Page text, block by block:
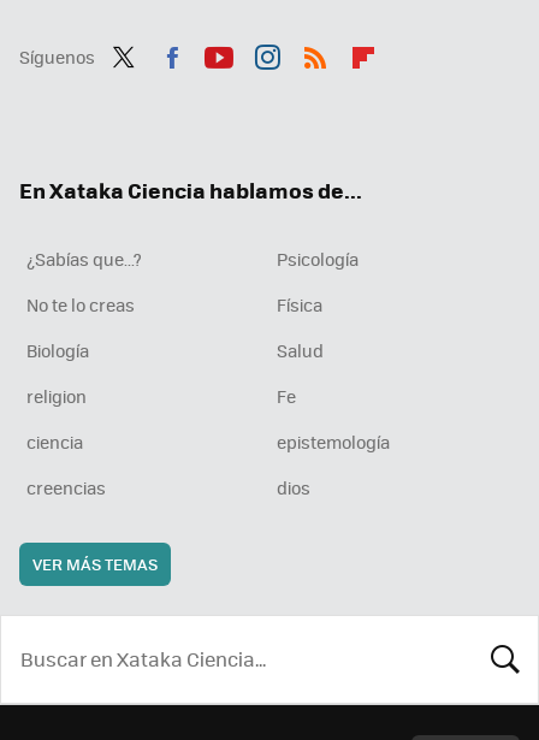
Síguenos
En Xataka Ciencia hablamos de...
¿Sabías que...?
Psicología
No te lo creas
Física
Biología
Salud
religion
Fe
ciencia
epistemología
creencias
dios
VER MÁS TEMAS